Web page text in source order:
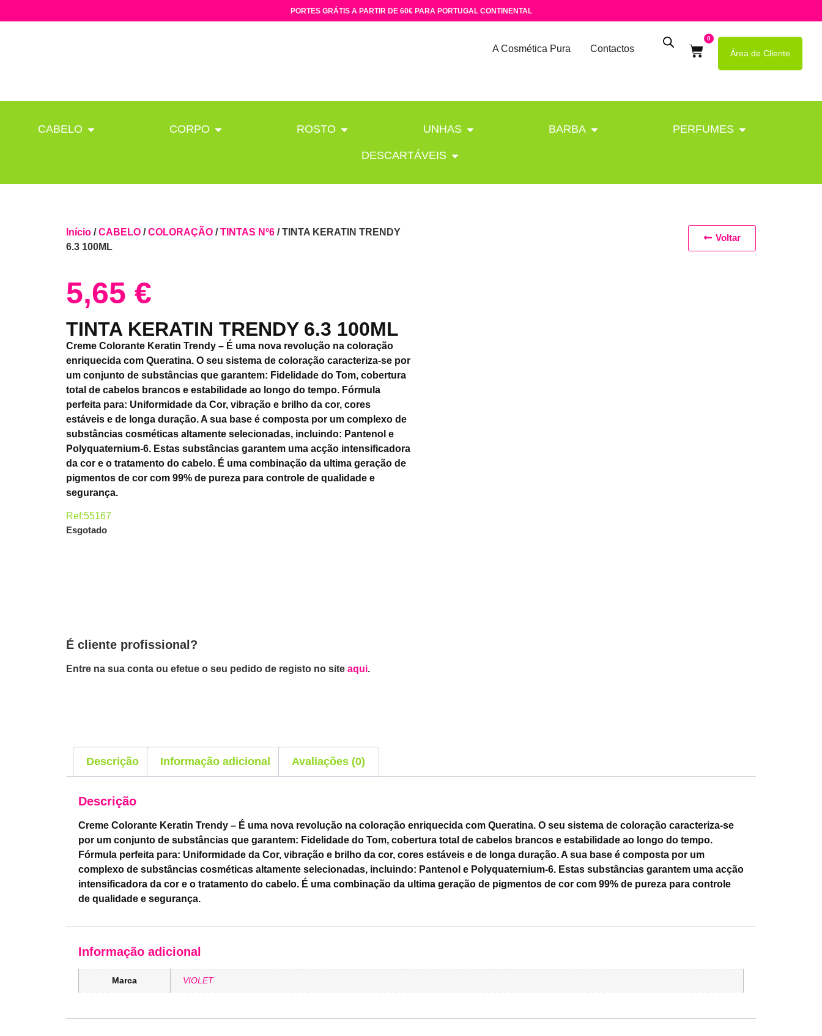
PORTES GRÁTIS A PARTIR DE 60€ PARA PORTUGAL CONTINENTAL
A Cosmética Pura Contactos
0
Área de Cliente
CABELO CORPO ROSTO UNHAS BARBA PERFUMES
DESCARTÁVEIS
Início/CABELO/COLORAÇÃO/TINTAS Nº6/ TINTA KERATIN TRENDY
6.3 100ML
5,65 €
TINTA KERATIN TRENDY 6.3 100ML
Creme Colorante Keratin Trendy – É uma nova revolução na coloração
enriquecida com Queratina. O seu sistema de coloração caracteriza-se por
um conjunto de substâncias que garantem: Fidelidade do Tom, cobertura
total de cabelos brancos e estabilidade ao longo do tempo. Fórmula
perfeita para: Uniformidade da Cor, vibração e brilho da cor, cores
estáveis e de longa duração. A sua base é composta por um complexo de
substâncias cosméticas altamente selecionadas, incluindo: Pantenol e
Polyquaternium-6. Estas substâncias garantem uma acção intensificadora
da cor e o tratamento do cabelo. É uma combinação da ultima geração de
pigmentos de cor com 99% de pureza para controle de qualidade e
segurança.
Ref:55167
Esgotado
É cliente profissional?
Entre na sua conta ou efetue o seu pedido de registo no site aqui.
Voltar
Descrição Informação adicional Avaliações (0)
Descrição
Creme Colorante Keratin Trendy – É uma nova revolução na coloração enriquecida com Queratina. O seu sistema de coloração caracteriza-se
por um conjunto de substâncias que garantem: Fidelidade do Tom, cobertura total de cabelos brancos e estabilidade ao longo do tempo.
Fórmula perfeita para: Uniformidade da Cor, vibração e brilho da cor, cores estáveis e de longa duração. A sua base é composta por um
complexo de substâncias cosméticas altamente selecionadas, incluindo: Pantenol e Polyquaternium-6. Estas substâncias garantem uma acção
intensificadora da cor e o tratamento do cabelo. É uma combinação da ultima geração de pigmentos de cor com 99% de pureza para controle
de qualidade e segurança.
Informação adicional
Marca VIOLET